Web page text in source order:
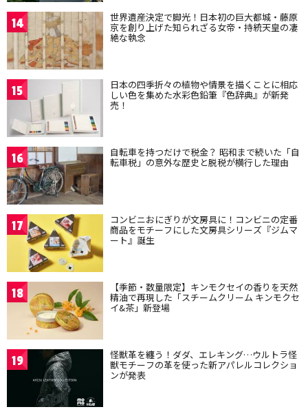
14 世界遺産決定で脚光！日本初の巨大都城・藤原
京を創り上げた知られざる女帝・持統天皇の凄
絶な執念
15 日本の四季折々の植物や情景を描くことに相応
しい色を集めた水彩色鉛筆『色辞典』が新発
売！
16 自転車を持つだけで税金？ 昭和まで続いた「自
転車税」の意外な歴史と脱税が横行した理由
17 コンビニおにぎりが文房具に！コンビニの定番
商品をモチーフにした文房具シリーズ『ジムマ
ート』誕生
18 【季節・数量限定】キンモクセイの香りを天然
精油で再現した「スチームクリーム キンモクセ
イ&茶」新登場
19 怪獣革を纏う！ダダ、エレキング…ウルトラ怪
獣モチーフの革を使った新アパレルコレクショ
ンが発表